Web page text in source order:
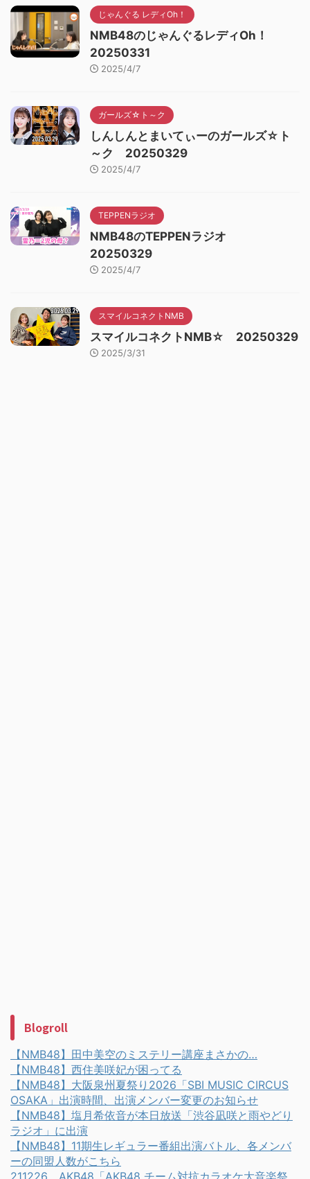
じゃんぐる レディOh！
NMB48のじゃんぐるレディOh！
20250331
2025/4/7
ガールズ☆ト～ク
しんしんとまいてぃーのガールズ☆ト
～ク 20250329
2025/4/7
TEPPENラジオ
NMB48のTEPPENラジオ
20250329
2025/4/7
スマイルコネクトNMB
スマイルコネクトNMB☆ 20250329
2025/3/31
Blogroll
【NMB48】田中美空のミステリー講座まさかの…
【NMB48】西住美咲妃が困ってる
【NMB48】大阪泉州夏祭り2026「SBI MUSIC CIRCUS
OSAKA」出演時間、出演メンバー変更のお知らせ
【NMB48】塩月希依音が本日放送「渋谷凪咲と雨やどり
ラジオ」に出演
【NMB48】11期生レギュラー番組出演バトル、各メンバ
ーの同盟人数がこちら
211226 AKB48「AKB48 チーム対抗カラオケ大音楽祭